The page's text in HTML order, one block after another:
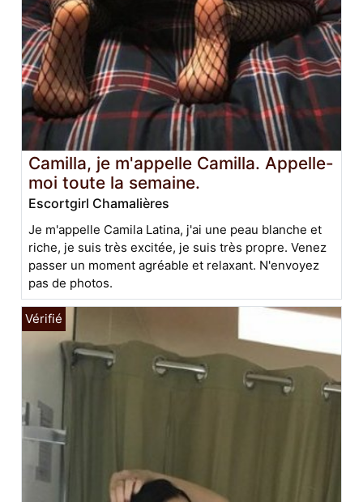
Camilla, je m'appelle Camilla. Appelle-
moi toute la semaine.
Escortgirl Chamalières
Je m'appelle Camila Latina, j'ai une peau blanche et
riche, je suis très excitée, je suis très propre. Venez
passer un moment agréable et relaxant. N'envoyez
pas de photos.